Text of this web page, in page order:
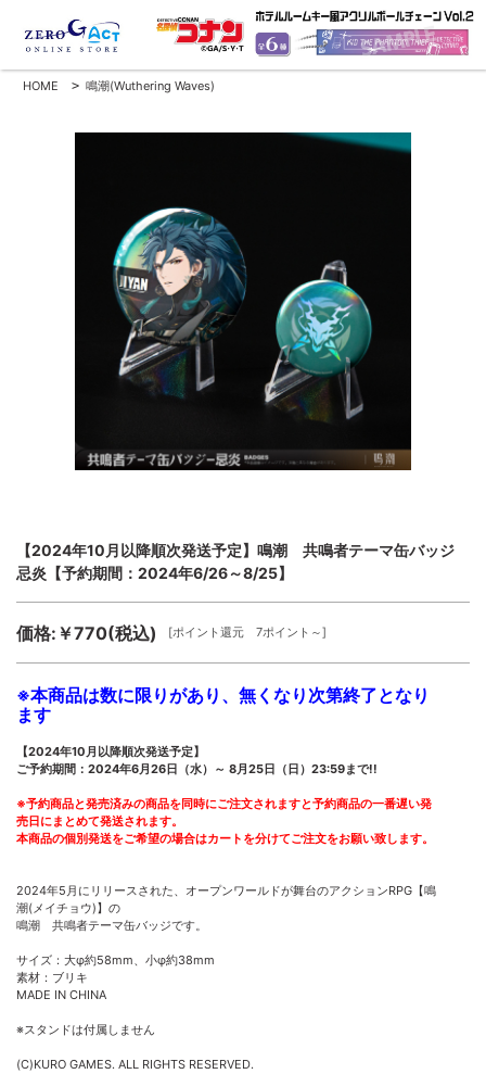
HOME > 鳴潮(Wuthering Waves)
【2024年10月以降順次発送予定】鳴潮 共鳴者テーマ缶バッジ
忌炎【予約期間：2024年6/26～8/25】
価格:￥770(税込) [ポイント還元 7ポイント～]
※本商品は数に限りがあり、無くなり次第終了となり
ます
【2024年10月以降順次発送予定】
ご予約期間：2024年6月26日（水）～ 8月25日（日）23:59まで!!
※予約商品と発売済みの商品を同時にご注文されますと予約商品の一番遅い発
売日にまとめて発送されます。
本商品の個別発送をご希望の場合はカートを分けてご注文をお願い致します。
2024年5月にリリースされた、オープンワールドが舞台のアクションRPG【鳴
潮(メイチョウ)】の
鳴潮 共鳴者テーマ缶バッジです。
サイズ：大φ約58mm、小φ約38mm
素材：ブリキ
MADE IN CHINA
※スタンドは付属しません
(C)KURO GAMES. ALL RIGHTS RESERVED.